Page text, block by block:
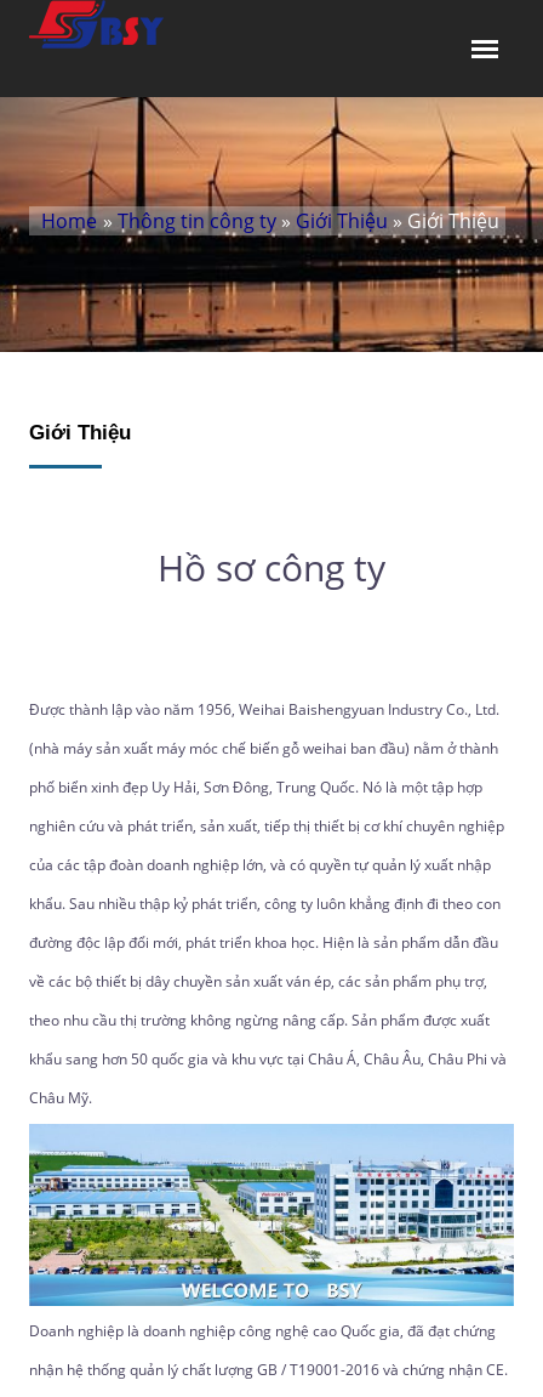
Home »Thông tin công ty» Giới Thiệu » Giới Thiệu
Giới Thiệu
Hồ sơ công ty
Được thành lập vào năm 1956, Weihai Baishengyuan Industry Co., Ltd.
(nhà máy sản xuất máy móc chế biến gỗ weihai ban đầu) nằm ở thành
phố biển xinh đẹp Uy Hải, Sơn Đông, Trung Quốc. Nó là một tập hợp
nghiên cứu và phát triển, sản xuất, tiếp thị thiết bị cơ khí chuyên nghiệp
của các tập đoàn doanh nghiệp lớn, và có quyền tự quản lý xuất nhập
khẩu. Sau nhiều thập kỷ phát triển, công ty luôn khẳng định đi theo con
đường độc lập đổi mới, phát triển khoa học. Hiện là sản phẩm dẫn đầu
về các bộ thiết bị dây chuyền sản xuất ván ép, các sản phẩm phụ trợ,
theo nhu cầu thị trường không ngừng nâng cấp. Sản phẩm được xuất
khẩu sang hơn 50 quốc gia và khu vực tại Châu Á, Châu Âu, Châu Phi và
Châu Mỹ.
Doanh nghiệp là doanh nghiệp công nghệ cao Quốc gia, đã đạt chứng
nhận hệ thống quản lý chất lượng GB / T19001-2016 và chứng nhận CE.